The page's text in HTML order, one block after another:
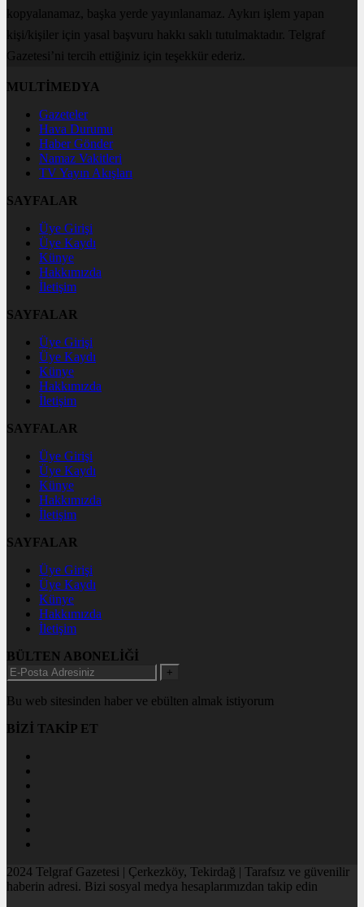
kopyalanamaz, başka yerde yayınlanamaz. Aykırı işlem yapan
kişi/kişiler için yasal başvuru hakkı saklı tutulmaktadır. Telgraf
Gazetesi’ni tercih ettiğiniz için teşekkür ederiz.
MULTİMEDYA
Gazeteler
Hava Durumu
Haber Gönder
Namaz Vakitleri
TV Yayın Akışları
SAYFALAR
Üye Girişi
Üye Kaydı
Künye
Hakkımızda
İletişim
SAYFALAR
Üye Girişi
Üye Kaydı
Künye
Hakkımızda
İletişim
SAYFALAR
Üye Girişi
Üye Kaydı
Künye
Hakkımızda
İletişim
SAYFALAR
Üye Girişi
Üye Kaydı
Künye
Hakkımızda
İletişim
BÜLTEN ABONELİĞİ
+
Bu web sitesinden haber ve ebülten almak istiyorum
BİZİ TAKİP ET
2024 Telgraf Gazetesi | Çerkezköy, Tekirdağ | Tarafsız ve güvenilir
haberin adresi. Bizi sosyal medya hesaplarımızdan takip edin